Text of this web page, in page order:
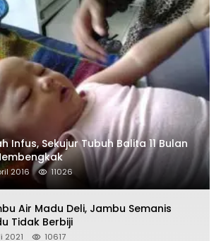
Infus, Sekujur Tubuh Balita 11 Bulan
2016 11026
Air Madu Deli, Jambu Semanis
Tidak Berbiji
2021 10617